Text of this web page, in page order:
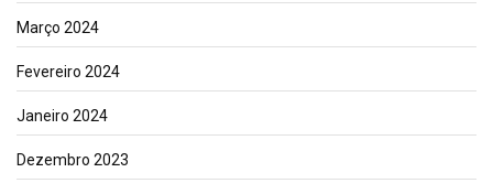
Março 2024
Fevereiro 2024
Janeiro 2024
Dezembro 2023